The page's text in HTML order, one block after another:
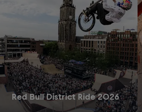
Red Bull District Ride 2026